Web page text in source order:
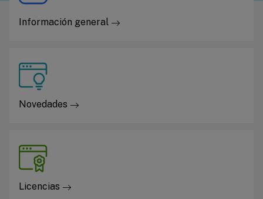
Información general
Novedades
Licencias